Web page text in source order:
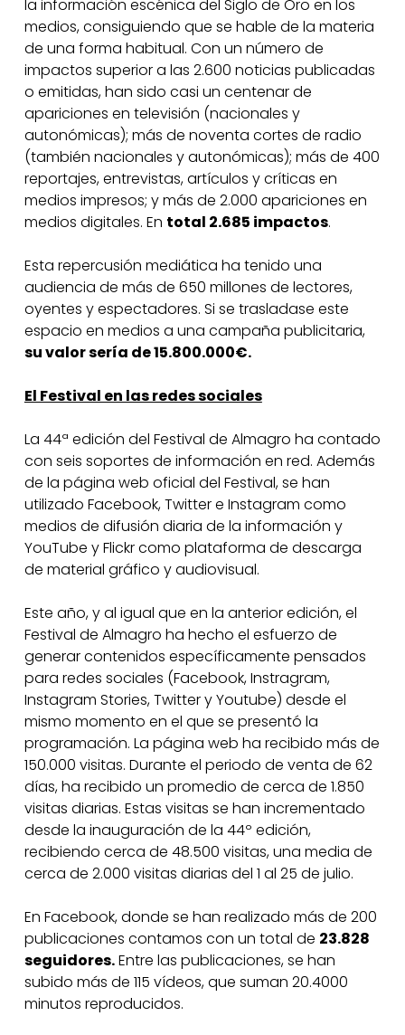
la información escénica del Siglo de Oro en los
medios, consiguiendo que se hable de la materia
de una forma habitual. Con un número de
impactos superior a las 2.600 noticias publicadas
o emitidas, han sido casi un centenar de
apariciones en televisión (nacionales y
autonómicas); más de noventa cortes de radio
(también nacionales y autonómicas); más de 400
reportajes, entrevistas, artículos y críticas en
medios impresos; y más de 2.000 apariciones en
medios digitales. En total 2.685 impactos.
Esta repercusión mediática ha tenido una
audiencia de más de 650 millones de lectores,
oyentes y espectadores. Si se trasladase este
espacio en medios a una campaña publicitaria,
su valor sería de 15.800.000€.
El Festival en las redes sociales
La 44ª edición del Festival de Almagro ha contado
con seis soportes de información en red. Además
de la página web oficial del Festival, se han
utilizado Facebook, Twitter e Instagram como
medios de difusión diaria de la información y
YouTube y Flickr como plataforma de descarga
de material gráfico y audiovisual.
Este año, y al igual que en la anterior edición, el
Festival de Almagro ha hecho el esfuerzo de
generar contenidos específicamente pensados
para redes sociales (Facebook, Instragram,
Instagram Stories, Twitter y Youtube) desde el
mismo momento en el que se presentó la
programación. La página web ha recibido más de
150.000 visitas. Durante el periodo de venta de 62
días, ha recibido un promedio de cerca de 1.850
visitas diarias. Estas visitas se han incrementado
desde la inauguración de la 44º edición,
recibiendo cerca de 48.500 visitas, una media de
cerca de 2.000 visitas diarias del 1 al 25 de julio.
En Facebook, donde se han realizado más de 200
publicaciones contamos con un total de 23.828
seguidores.Entre las publicaciones, se han
subido más de 115 vídeos, que suman 20.4000
minutos reproducidos.